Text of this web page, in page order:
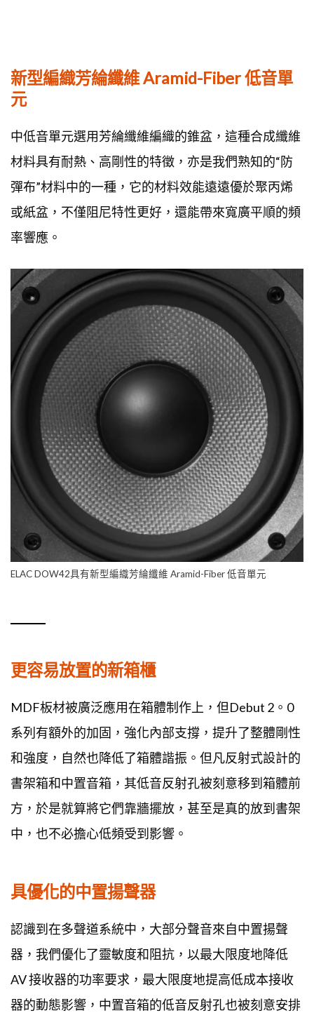
新型編織芳綸纖維 Aramid-Fiber 低音單
元
中低音單元選用芳綸纖維編織的錐盆，這種合成纖維
材料具有耐熱、高剛性的特徵，亦是我們熟知的“防
彈布”材料中的一種，它的材料效能遠遠優於聚丙烯
或紙盆，不僅阻尼特性更好，還能帶來寬廣平順的頻
率響應。
ELAC DOW42具有新型編織芳綸纖維 Aramid-Fiber 低音單元
更容易放置的新箱櫃
MDF板材被廣泛應用在箱體制作上，但Debut 2。0
系列有額外的加固，強化內部支撐，提升了整體剛性
和強度，自然也降低了箱體諧振。但凡反射式設計的
書架箱和中置音箱，其低音反射孔被刻意移到箱體前
方，於是就算將它們靠牆擺放，甚至是真的放到書架
中，也不必擔心低頻受到影響。
具優化的中置揚聲器
認識到在多聲道系統中，大部分聲音來自中置揚聲
器，我們優化了靈敏度和阻抗，以最大限度地降低
AV 接收器的功率要求，最大限度地提高低成本接收
器的動態影響，中置音箱的低音反射孔也被刻意安排